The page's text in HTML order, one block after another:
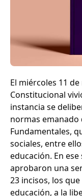
El miércoles 11
Constitucional
instancia se
normas emanado
Fundamentales,
sociales, entre
educación. En
aprobaron una
23 incisos, los
educación, a la